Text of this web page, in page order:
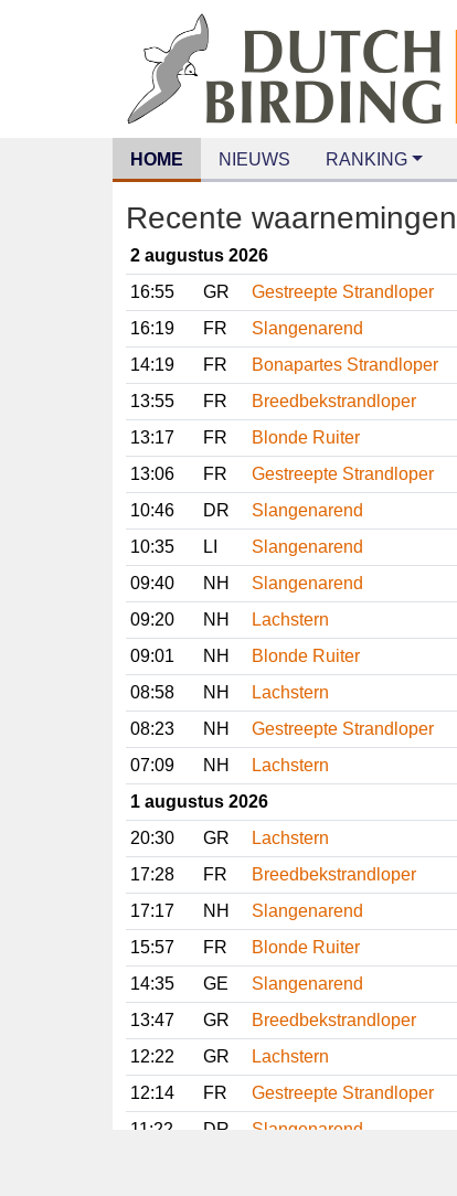
HOME NIEUWS RANKING
Recente
2 augustus 2026
16:55
GR
Gestreepte Strandloper
16:19
FR
Slangenarend
14:19
FR
Bonapartes Strandloper
13:55
FR
Breedbekstrandloper
13:17
FR
Blonde Ruiter
13:06
FR
Gestreepte Strandloper
10:46
DR
Slangenarend
10:35
LI
Slangenarend
09:40
NH
Slangenarend
09:20
NH
Lachstern
09:01
NH
Blonde Ruiter
08:58
NH
Lachstern
08:23
NH
Gestreepte Strandloper
07:09
NH
Lachstern
1 augustus 2026
20:30
GR
Lachstern
17:28
FR
Breedbekstrandloper
17:17
NH
Slangenarend
15:57
FR
Blonde Ruiter
14:35
GE
Slangenarend
13:47
GR
Breedbekstrandloper
12:22
GR
Lachstern
12:14
FR
Gestreepte Strandloper
11:22
DR
Slangenarend